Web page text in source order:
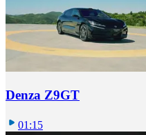
Denza Z9GT
01:15